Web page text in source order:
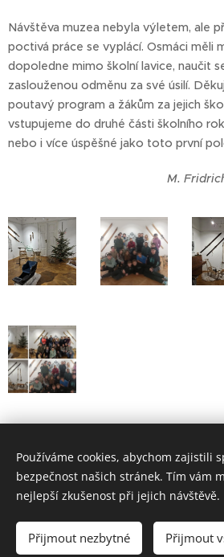
Návštěva muzea nebyla výletem, ale
poctivá práce se vyplácí. Osmáci měli
dopoledne mimo školní lavice, naučit
zaslouženou odměnu za své úsilí.
poutavý program a žákům za jejich
vstupujeme do druhé části školního
nebo i více úspěšné jako toto první
M.
Muzeum za
ZŠ Telč - bloxx.cz
Používáme cookies, abychom zajistili
bezpečnost našich stránek. Tím vám
nejlepší zkušenost při jejich návštěvě.
Přijmout nezbytné Přijmout